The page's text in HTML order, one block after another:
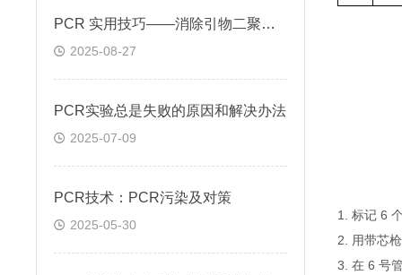
PCR 实用技巧——消除引物二聚体的方法
2025-08-27
PCR实验总是失败的原因和解决办法
2025-07-09
PCR技术：PCR污染及对策
2025-05-30
1. 标记 6
2. 用带芯
3. 在 6 号